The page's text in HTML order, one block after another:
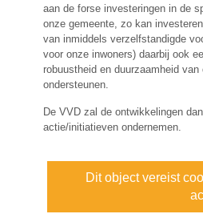
aan de forse investeringen in de
onze gemeente, zo kan
van inmiddels verzelfstandigde
voor onze inwoners) daarbij ook
robuustheid en duurzaamheid
ondersteunen.
De VVD zal de ontwikkelingen
actie/initiatieven ondernemen.
Dit object vereist